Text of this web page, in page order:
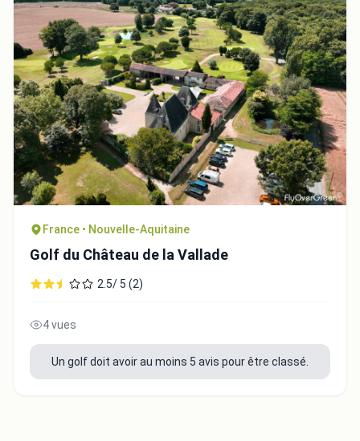
France • Nouvelle-Aquitaine
Golf du Château de la Vallade
2.5/ 5 (2)
4 vues
Un golf doit avoir au moins 5 avis pour être classé.